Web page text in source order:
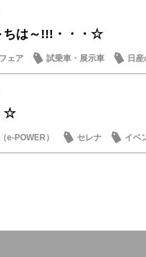
ちは～!!!・・・☆
ェア 試乗車・展示車 日
☆
e-POWER） セレナ
イベ
ゼント